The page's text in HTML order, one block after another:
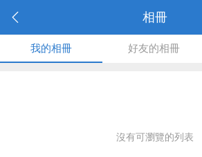
相冊
我的相冊 好友的相冊
沒有可瀏覽的列表